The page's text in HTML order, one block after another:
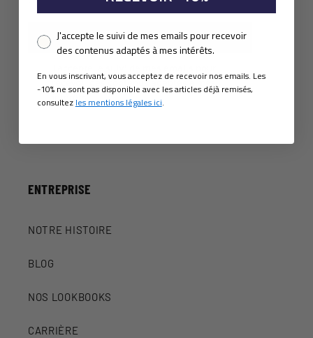
S'inscrire
recevoir des contenus adaptés à mes
intérêts.
ENTREPRISE
NOTRE HISTOIRE
BLOG
NOS LOOKBOOKS
CARRIÈRE
Pixel consent
J'accepte le suivi de mes emails pour recevoir
des contenus adaptés à mes intérêts.
En vous inscrivant, vous acceptez de recevoir nos emails. Les
-10% ne sont pas disponible avec les articles déjà remisés,
consultez les mentions légales ici.